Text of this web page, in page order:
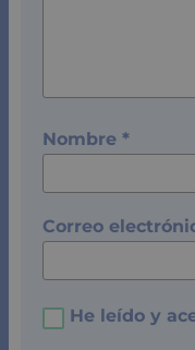
Nombre *
Correo
He leído y